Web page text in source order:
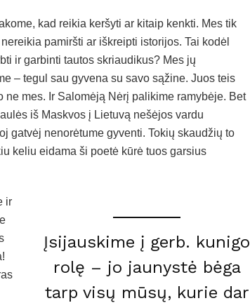
kad reikia keršyti ar kitaip kenkti. Mes tik
pamiršti ar iškreipti istorijos. Tai kodėl
ir garbinti tautos skriaudikus? Mes jų
– tegul sau gyvena su savo sąžine. Juos teis
ne mes. Ir Salomėją Nėrį palikime ramybėje. Bet
iš Maskvos į Lietuvą nešėjos vardu
gatvėj nenorėtume gyventi. Tokių skaudžių to
keliu eidama ši poetė kūrė tuos garsius
Įsijauskime į gerb. kunigo
rolę – jo jaunystė bėga
tarp visų mūsų, kurie dar
ir